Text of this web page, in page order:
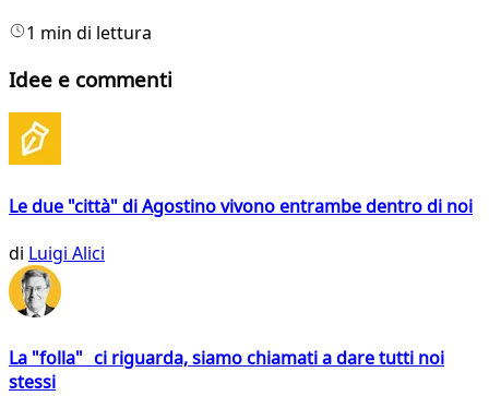
1 min di lettura
Idee e commenti
Le due "città" di Agostino vivono entrambe dentro di noi
di Luigi Alici
La "folla" ci riguarda, siamo chiamati a dare tutti noi
stessi